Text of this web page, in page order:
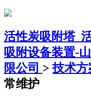
活性炭吸附塔_
吸附设备装置-
限公司 >技术方
常维护